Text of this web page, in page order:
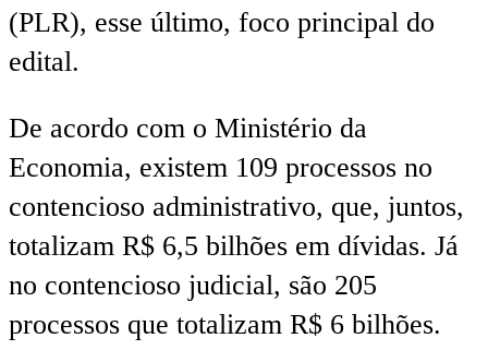
(PLR), esse último, foco principal do
edital.
De acordo com o Ministério da
Economia, existem 109 processos no
contencioso administrativo, que, juntos,
totalizam R$ 6,5 bilhões em dívidas. Já
no contencioso judicial, são 205
processos que totalizam R$ 6 bilhões.